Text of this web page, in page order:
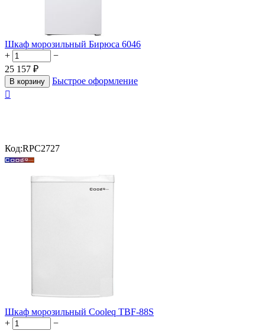
Шкаф морозильный Бирюса 6046
+
−
25 157 ₽
В корзину
Быстрое оформление

Код:RPC2727
Шкаф морозильный Cooleq TBF-88S
+
−